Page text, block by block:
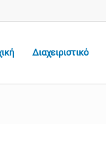
Διαχειριστικό